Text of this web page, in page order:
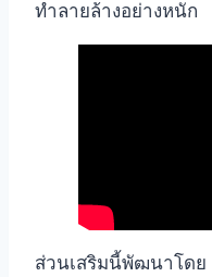
ทำลายล้างอย่างหนัก
ส่วนเสริมนี้พัฒนาโดย